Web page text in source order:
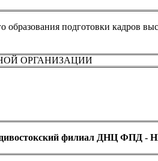
образования подготовки кадров
ОРГАНИЗАЦИИ
филиал ДНЦ ФПД